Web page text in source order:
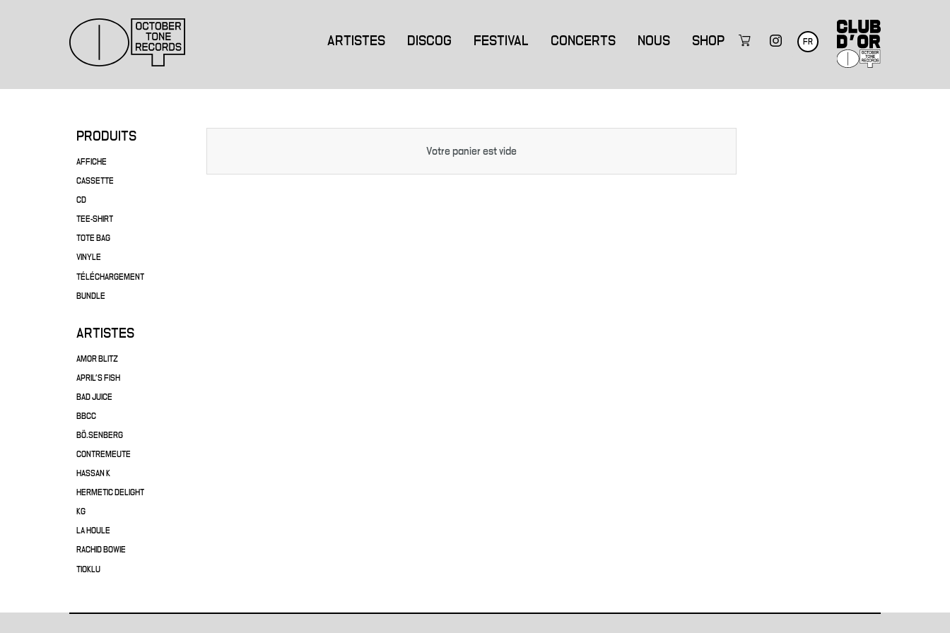
ARTISTES DISCOG FESTIVAL CONCERTS NOUS SHOP FR
PRODUITS
AFFICHE
CASSETTE
CD
TEE-SHIRT
TOTE BAG
VINYLE
TÉLÉCHARGEMENT
BUNDLE
ARTISTES
AMOR BLITZ
APRIL'S FISH
BAD JUICE
BBCC
BÖ.SENBERG
CONTREMEUTE
HASSAN K
HERMETIC DELIGHT
KG
LA HOULE
RACHID BOWIE
TIOKLU
Votre panier est vide